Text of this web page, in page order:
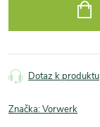
Dotaz k produktu
Značka:Vorwerk